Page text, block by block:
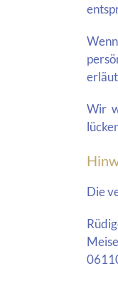
Wir
Die